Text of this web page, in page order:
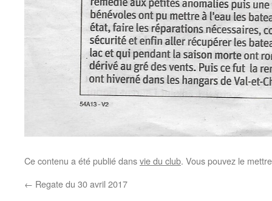
Ce contenu a été publié dansvie du club. Vous pouvez le
← Regate du 30 avril 2017